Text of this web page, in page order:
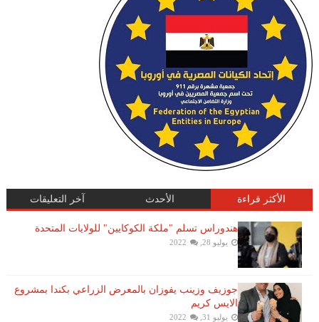
الأكثر قراءة الأحدث آخر التعليقات
هندوراس تسلم "ملكة الكوكايين" للولايات المتحدة
يوليو 28, 2022
جوزيف وزينب يفوزان بالمعرض الزراعي بكندا بمشروع
الايس كريم
يوليو 31, 2022